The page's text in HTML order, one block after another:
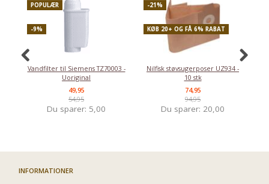
POPULÆR
-9%
Vandfilter til Siemens TZ70003 -
Uoriginal
49,95
54,95
Du sparer: 5,00
-21%
KØB 20+ OG FÅ 6% RABAT
Nilfisk støvsugerposer UZ934 -
10 stk
74,95
94,95
Du sparer: 20,00
INFORMATIONER